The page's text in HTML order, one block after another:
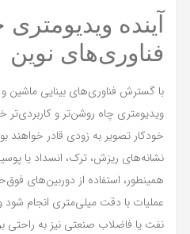
آینده ویدیومتری
فناوری‌های نوین
با گسترش فناوری‌های بینایی
ویدیومتری چاه روشن‌تر و
خودکار تصویر به زودی قادر
نشانه‌های ریزش، ترک، انسداد یا
همینطور، استفاده از دوربین‌های
عملیات با دقت میلی‌متری انجام
نفت یا فاضلاب صنعتی نیز به راحتی